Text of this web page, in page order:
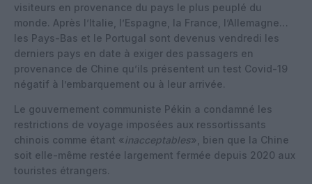
visiteurs en provenance du pays le plus peuplé du
monde. Après l’Italie, l’Espagne, la France, l’Allemagne…
les Pays-Bas et le Portugal sont devenus vendredi les
derniers pays en date à exiger des passagers en
provenance de Chine qu’ils présentent un test Covid-19
négatif à l’embarquement ou à leur arrivée.
Le gouvernement communiste Pékin a condamné les
restrictions de voyage imposées aux ressortissants
chinois comme étant « inacceptables», bien que la Chine
soit elle-même restée largement fermée depuis 2020 aux
touristes étrangers.